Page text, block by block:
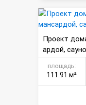
Проект
ардой,
площадь:
111.91 м²